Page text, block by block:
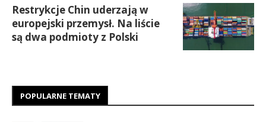
Restrykcje Chin uderzają w
europejski przemysł. Na liście
są dwa podmioty z Polski
POPULARNE TEMATY